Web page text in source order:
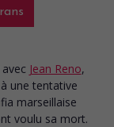
avec Jean Reno,
une tentative
marseillaise
voulu sa mort.